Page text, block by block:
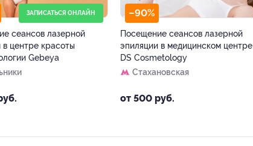
ЗАПИСАТЬСЯ ОНЛАЙН
сеансов лазерной
в центре красоты
Gebeya
–90%
Посещение сеансов лазерной
эпиляции в медицинском центре
DS Cosmetology
Стахановская
от 500 руб.